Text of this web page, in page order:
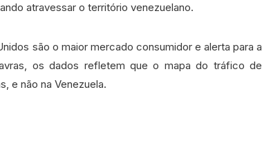
atravessar o território venezuelano.
são o maior mercado consumidor e alerta para a
os dados refletem que o mapa do tráfico de
e não na Venezuela.